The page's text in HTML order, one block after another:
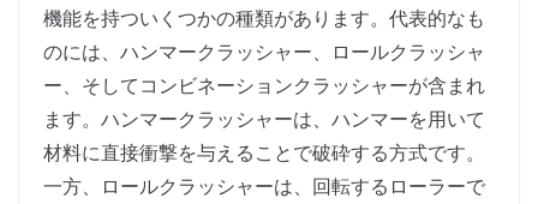
機能を持ついくつかの種類があります。代表的なも
のには、ハンマークラッシャー、ロールクラッシャ
ー、そしてコンビネーションクラッシャーが含まれ
ます。ハンマークラッシャーは、ハンマーを用いて
材料に直接衝撃を与えることで破砕する方式です。
一方、ロールクラッシャーは、回転するローラーで